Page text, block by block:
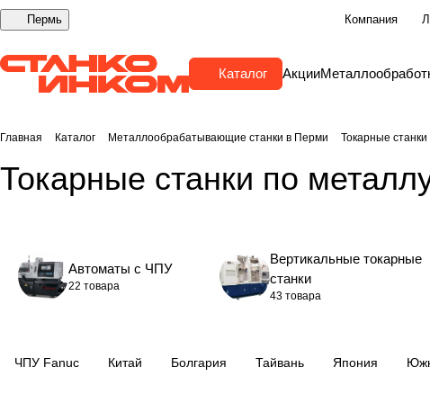
Пермь Компания
Каталог Акции
Главная Каталог Металлообрабатывающие станки в Перми Токарные
Токарные станки по
Автоматы с ЧПУ
22 товара
Вертикальные токарные
станки
43 товара
ЧПУ Fanuc Китай Болгария Тайвань Япония